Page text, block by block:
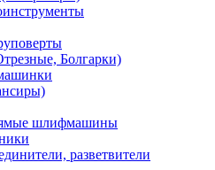
Болгарки)
шлифмашины
разветвители